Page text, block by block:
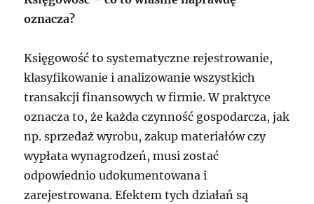
oznacza?
Księgowość to systematyczne rejestrowanie,
klasyfikowanie i analizowanie wszystkich
transakcji finansowych w firmie. W praktyce
oznacza to, że każda czynność gospodarcza, jak
np. sprzedaż wyrobu, zakup materiałów czy
wypłata wynagrodzeń, musi zostać
odpowiednio udokumentowana i
zarejestrowana. Efektem tych działań są